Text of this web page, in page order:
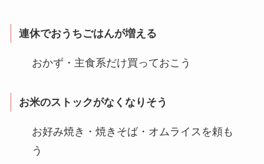
連休でおうちごはんが増える
おかず・主食系だけ買っておこう
お米のストックがなくなりそう
お好み焼き・焼きそば・オムライスを頼も
う